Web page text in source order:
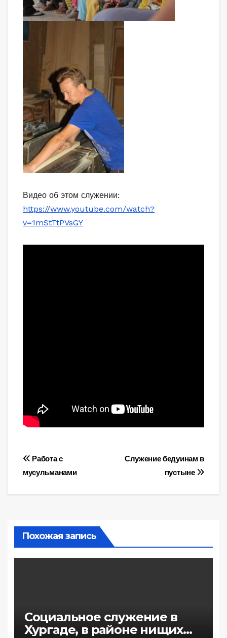
Видео об этом служении:
https://www.youtube.com/watch?
v=1mStTtPVsGY
Навигация
по
Служение бедуинам в
пустыне
Работа с
мусульманами
Похожая запись
Социальное служение в
Хургаде, в районе нищих